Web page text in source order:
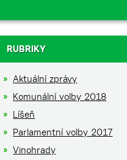
RUBRIKY
Aktuální zprávy
Komunální volby 2018
Líšeň
Parlamentní volby 2017
Vinohrady